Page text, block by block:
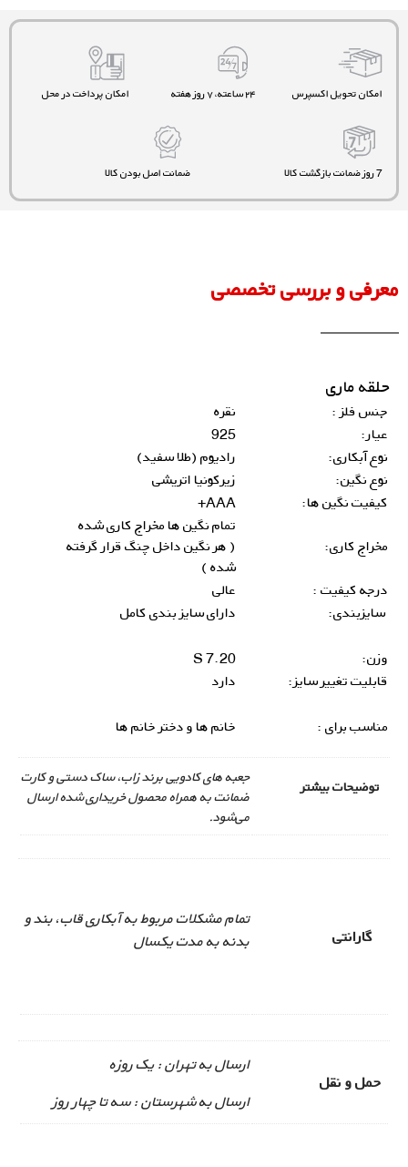
امکان تحویل اکسپرس ۲۴ ساعته، ۷ روز هفته امکان پرداخت در محل
7 روز ضمانت بازگشت کالا ضمانت اصل بودن کالا
معرفی و بررسی تخصصی
حلقه ماری
جنس فلز :
نقره
عیار:
925
نوع آبکاری:
رادیوم (طلا سفید)
نوع نگین:
زیرکونیا اتریشی
کیفیت نگین ها:
AAA+
مخراج کاری:
تمام نگین ها مخراج کاری شده
( هر نگین داخل چنگ قرار گرفته
شده )
درجه کیفیت :
عالی
سایزبندی:
دارای سایز بندی کامل
وزن:
7.20 S
قابلیت تغییر سایز:
دارد
مناسب برای : خانم ها و دختر خانم ها
توضیحات بیشتر
جعبه های کادویی برند زاب، ساک دستی و کارت
ضمانت به همراه محصول خریداری شده ارسال
می‌شود.
گارانتی
تمام مشکلات مربوط به آبکاری قاب، بند و
بدنه به مدت یکسال
حمل و نقل
ارسال به تهران : یک روزه
ارسال به شهرستان : سه تا چهار روز